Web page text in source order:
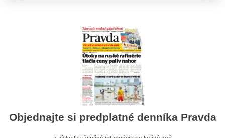
Objednajte si predplatné denníka Pravda